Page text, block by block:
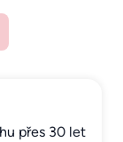
přes 30 let